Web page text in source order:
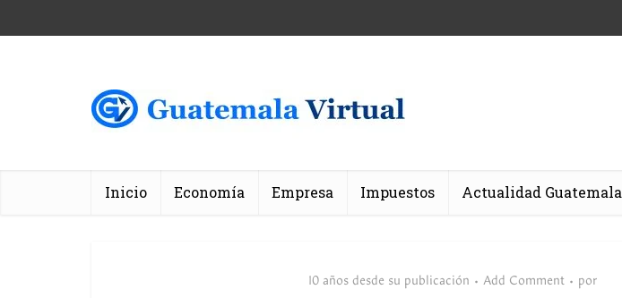
Inicio Economía Empresa Impuestos Actualidad Guatemala
10 años desde su publicación Add Comment por